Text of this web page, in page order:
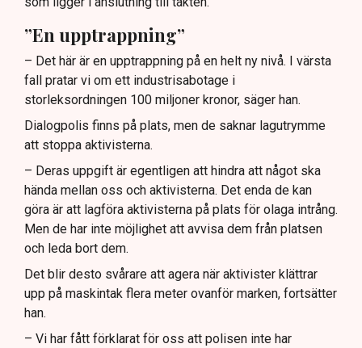
”En upptrappning”
– Det här är en upptrappning på en helt ny nivå. I värsta
fall pratar vi om ett industrisabotage i
storleksordningen 100 miljoner kronor, säger han.
Dialogpolis finns på plats, men de saknar lagutrymme
att stoppa aktivisterna.
– Deras uppgift är egentligen att hindra att något ska
hända mellan oss och aktivisterna. Det enda de kan
göra är att lagföra aktivisterna på plats för olaga intrång.
Men de har inte möjlighet att avvisa dem från platsen
och leda bort dem.
Det blir desto svårare att agera när aktivister klättrar
upp på maskintak flera meter ovanför marken, fortsätter
han.
– Vi har fått förklarat för oss att polisen inte har